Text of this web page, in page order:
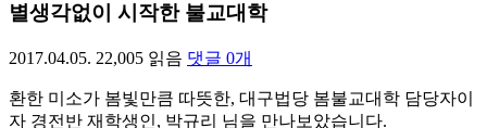
별생각없이 시작한 불교대학
2017.04.05. 22,005 읽음 댓글 0개
환한 미소가 봄빛만큼 따뜻한, 대구법당 봄불교대학 담당자이
자 경전반 재학생인, 박규리 님을 만나보았습니다.